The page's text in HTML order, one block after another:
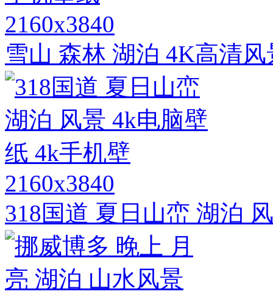
2160x3840
雪山 森林 湖泊 4K高清
2160x3840
318国道 夏日山峦 湖泊